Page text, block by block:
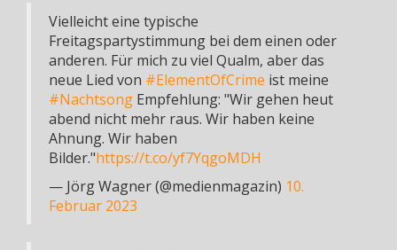
Vielleicht eine typische
Freitagspartystimmung bei dem einen oder
anderen. Für mich zu viel Qualm, aber das
neue Lied von #ElementOfCrime ist meine
#Nachtsong Empfehlung: "Wir gehen heut
abend nicht mehr raus. Wir haben keine
Ahnung. Wir haben
Bilder."https://t.co/yf7YqgoMDH
— Jörg Wagner (@medienmagazin) 10.
Februar 2023